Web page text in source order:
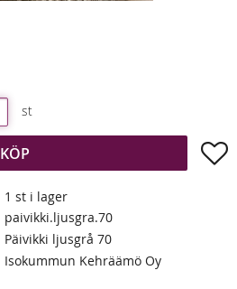
st
KÖP
1 st i lager
paivikki.ljusgra.70
Päivikki ljusgrå 70
Isokummun Kehräämö Oy